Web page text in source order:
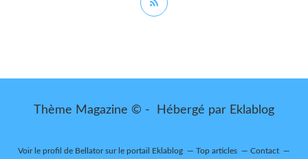
Thème Magazine © - Hébergé par Eklablog
Voir le profil de Bellatorsur le portail Eklablog Top articles Contact